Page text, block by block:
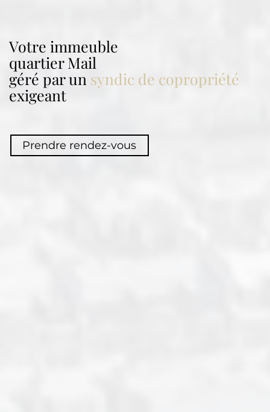
Votre immeuble
quartierMail
géré par un syndic de copropriété
exigeant
Prendre rendez-vous